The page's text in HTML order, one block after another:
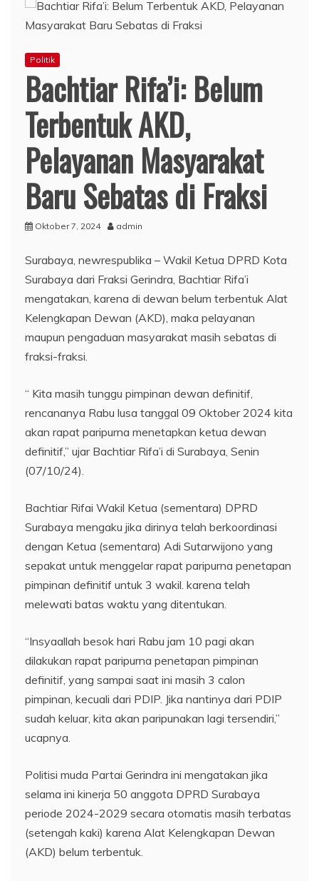
Politik
Bachtiar Rifa’i: Belum
Terbentuk AKD,
Pelayanan Masyarakat
Baru Sebatas di Fraksi
Oktober 7, 2024 admin
Surabaya, newrespublika – Wakil Ketua DPRD Kota
Surabaya dari Fraksi Gerindra, Bachtiar Rifa’i
mengatakan, karena di dewan belum terbentuk Alat
Kelengkapan Dewan (AKD), maka pelayanan
maupun pengaduan masyarakat masih sebatas di
fraksi-fraksi.
“ Kita masih tunggu pimpinan dewan definitif,
rencananya Rabu lusa tanggal 09 Oktober 2024 kita
akan rapat paripurna menetapkan ketua dewan
definitif,” ujar Bachtiar Rifa’i di Surabaya, Senin
(07/10/24).
Bachtiar Rifai Wakil Ketua (sementara) DPRD
Surabaya mengaku jika dirinya telah berkoordinasi
dengan Ketua (sementara) Adi Sutarwijono yang
sepakat untuk menggelar rapat paripurna penetapan
pimpinan definitif untuk 3 wakil. karena telah
melewati batas waktu yang ditentukan.
“Insyaallah besok hari Rabu jam 10 pagi akan
dilakukan rapat paripurna penetapan pimpinan
definitif, yang sampai saat ini masih 3 calon
pimpinan, kecuali dari PDIP. Jika nantinya dari PDIP
sudah keluar, kita akan paripunakan lagi tersendiri,”
ucapnya.
Politisi muda Partai Gerindra ini mengatakan jika
selama ini kinerja 50 anggota DPRD Surabaya
periode 2024-2029 secara otomatis masih terbatas
(setengah kaki) karena Alat Kelengkapan Dewan
(AKD) belum terbentuk.